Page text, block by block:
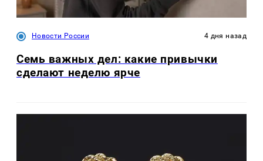
Новости России 4 дня назад
Семь важных дел: какие привычки
сделают неделю ярче